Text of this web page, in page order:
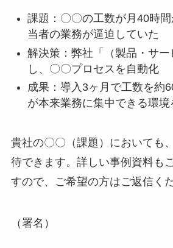
課題：〇〇の工数が月40時
当者の業務が逼迫していた
解決策：弊社「（製品・サー
し、〇〇プロセスを自動化
成果：導入3ヶ月で工数を約
が本来業務に集中できる環境
貴社の〇〇（課題）においても
待できます。詳しい事例資料も
すので、ご希望の方はご返信くだ
（署名）